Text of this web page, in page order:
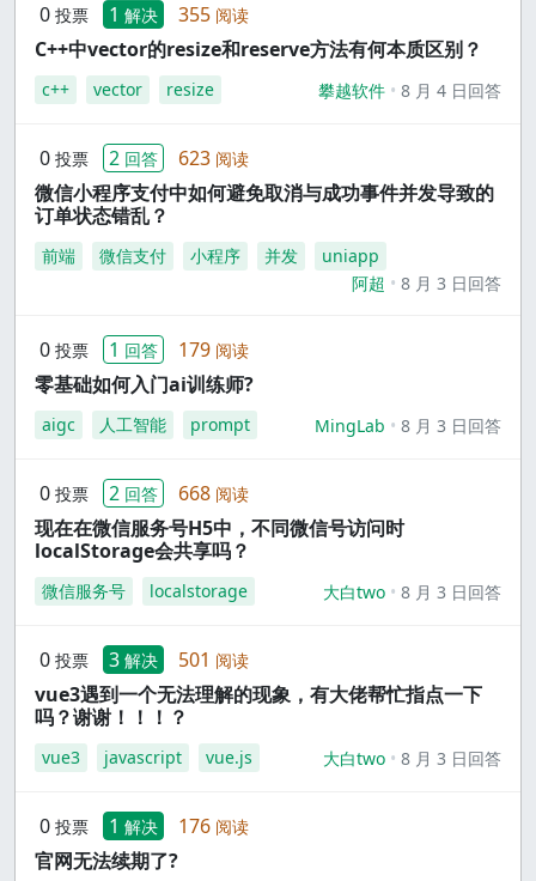
0 投票 1 解决 355 阅读
C++中vector的resize和reserve方法有何本质区别？
c++ vector resize 攀越软件 8 月 4 日回答
0 投票 2 回答 623 阅读
微信小程序支付中如何避免取消与成功事件并发导致的
订单状态错乱？
前端 微信支付 小程序 并发
uniapp
阿超
8 月 3 日回答
0 投票 1 回答 179 阅读
零基础如何入门ai训练师?
aigc 人工智能 prompt MingLab 8 月 3 日回答
0 投票 2 回答 668 阅读
现在在微信服务号H5中，不同微信号访问时
localStorage会共享吗？
微信服务号 localstorage 大白two 8 月 3 日回答
0 投票 3 解决 501 阅读
vue3遇到一个无法理解的现象，有大佬帮忙指点一下
吗？谢谢！！！？
vue3 javascript vue.js 大白two 8 月 3 日回答
0 投票 1 解决 176 阅读
官网无法续期了?